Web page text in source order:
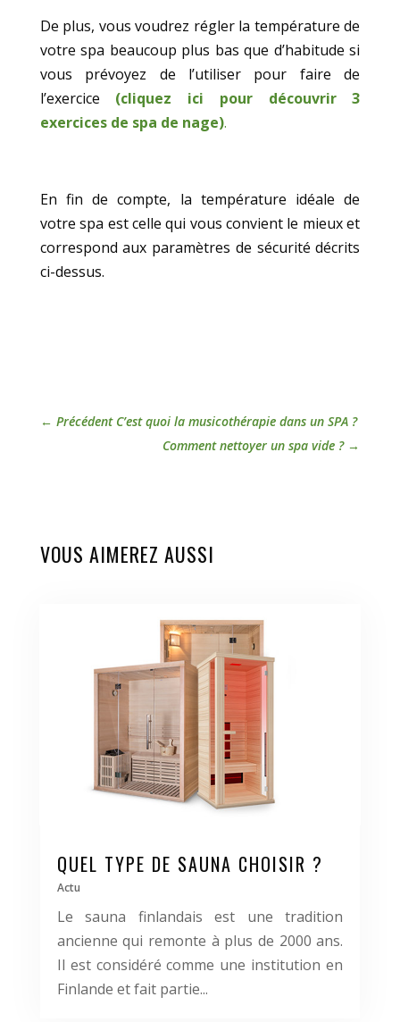
De plus, vous voudrez régler la température de
votre spa beaucoup plus bas que d’habitude si
vous prévoyez de l’utiliser pour faire de
l’exercice (cliquez ici pour découvrir 3
exercices de spa de nage).
En fin de compte, la température idéale de
votre spa est celle qui vous convient le mieux et
correspond aux paramètres de sécurité décrits
ci-dessus.
← Précédent C’est quoi la musicothérapie dans un SPA ?
Comment nettoyer un spa vide ?→
VOUS AIMEREZ AUSSI
QUEL TYPE DE SAUNA CHOISIR ?
Actu
Le sauna finlandais est une tradition
ancienne qui remonte à plus de 2000 ans.
Il est considéré comme une institution en
Finlande et fait partie...